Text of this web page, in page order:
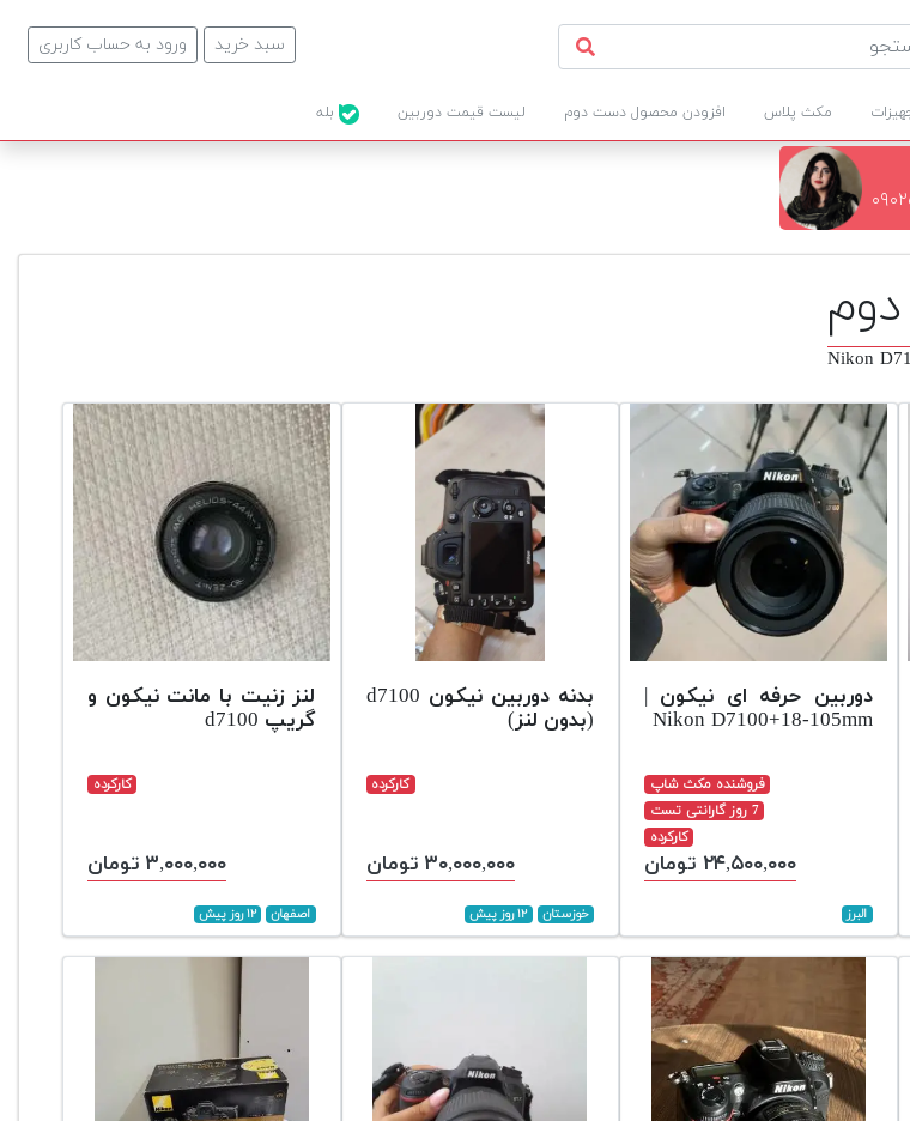
ورود به حساب کاربری سبد خرید
مکث پلاس افزودن محصول دست دوم لیست قیمت دوربین
Nikon
دوربین حرفه ای نیکون |
Nikon D7100+18-105mm
فروشنده مکث شاپ
7 روز گارانتی تست
کارکرده
۲۴,۵۰۰,۰۰۰ تومان
البرز
بدنه دوربین نیکون d7100
(بدون لنز)
کارکرده
۳۰,۰۰۰,۰۰۰ تومان
خوزستان ۱۲ روز پیش
لنز زنیت با مانت نیکون و
گریپ d7100
کارکرده
۳,۰۰۰,۰۰۰ تومان
اصفهان ۱۲ روز پیش